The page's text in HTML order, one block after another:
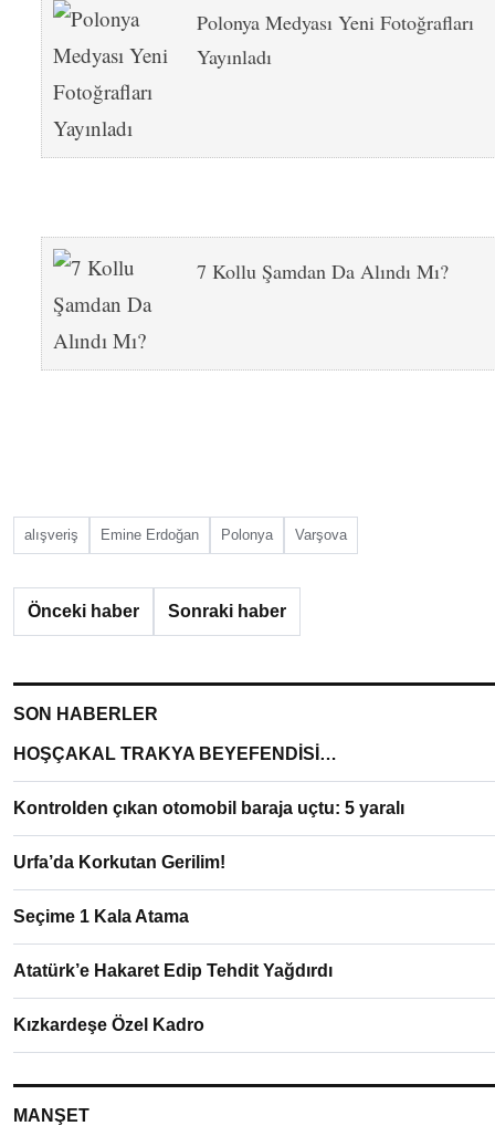
Polonya Medyası Yeni Fotoğrafları
Yayınladı
7 Kollu Şamdan Da Alındı Mı?
alışveriş Emine Erdoğan Polonya Varşova
Önceki haber Sonraki haber
SON HABERLER
HOŞÇAKAL TRAKYA BEYEFENDİSİ…
Kontrolden çıkan otomobil baraja uçtu: 5 yaralı
Urfa’da Korkutan Gerilim!
Seçime 1 Kala Atama
Atatürk’e Hakaret Edip Tehdit Yağdırdı
Kızkardeşe Özel Kadro
MANŞET